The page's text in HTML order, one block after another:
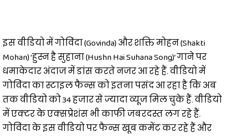
इस वीडियो में गोविंदा (Govinda) और शक्ति मोहन (Shakti
Mohan) ‘हुस्न है सुहाना (Hushn Hai Suhana Song)’ गाने पर
धमाकेदार अंदाज में डांस करते नजर आ रहे हैं. वीडियो में
गोविंदा का स्टाइल फैन्स को इतना पसंद आ रहा है कि अब
तक वीडियो को 34 हजार से ज्यादा व्यूज मिल चुके हैं. वीडियो
में एक्टर के एक्सप्रेशंस भी काफी जबरदस्त लग रहे हैं.
गोविंदा के इस वीडियो पर फैन्स खूब कमेंट कर रहे हैं और